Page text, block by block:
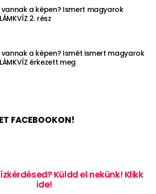
vannak a képen? Ismert magyarok
2. rész
vannak a képen? Ismét ismert magyarok
érkezett meg
FACEBOOKON!
Küldd el nekünk! Klikk
ide!